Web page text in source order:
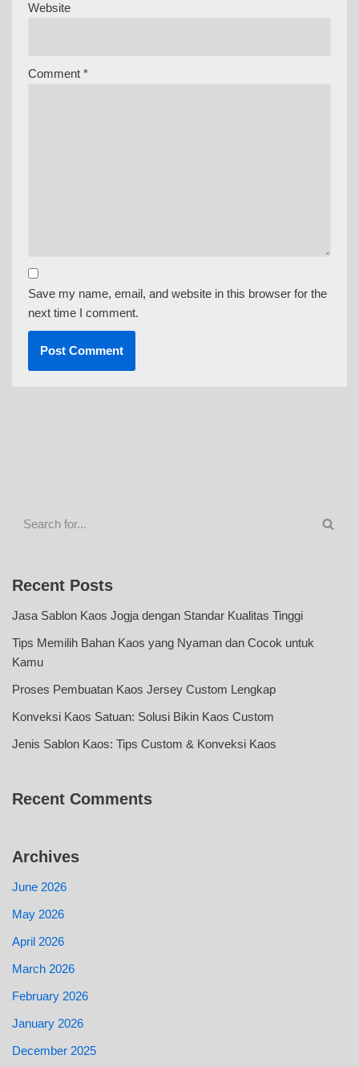
Website
Comment *
Save my name, email, and website in this browser for the
next time I comment.
Recent Posts
Jasa Sablon Kaos Jogja dengan Standar Kualitas Tinggi
Tips Memilih Bahan Kaos yang Nyaman dan Cocok untuk
Kamu
Proses Pembuatan Kaos Jersey Custom Lengkap
Konveksi Kaos Satuan: Solusi Bikin Kaos Custom
Jenis Sablon Kaos: Tips Custom & Konveksi Kaos
Recent Comments
Archives
June 2026
May 2026
April 2026
March 2026
February 2026
January 2026
December 2025